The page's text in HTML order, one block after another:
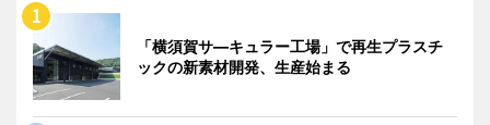
「横須賀サ―キュラー工場」で再生プラスチ
ックの新素材開発、生産始まる